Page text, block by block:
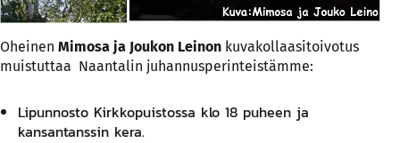
Oheinen Mimosa ja Joukon Leinon kuvakollaasitoivotus
muistuttaa Naantalin juhannusperinteistämme:
Lipunnosto Kirkkopuistossa klo 18 puheen ja
kansantanssin kera.